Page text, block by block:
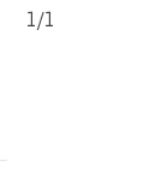
1/1